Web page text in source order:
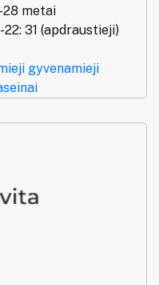
metai
31 (apdraustieji)
gyvenamieji